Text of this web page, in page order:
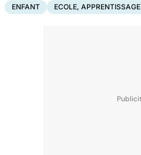
ENFANT ECOLE, APPRENTISSAGE